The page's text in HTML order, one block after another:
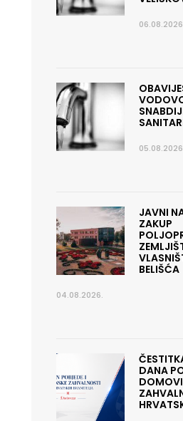
JAVNI
ZAKUP
BELIŠĆA
04.08.2026.
DANA